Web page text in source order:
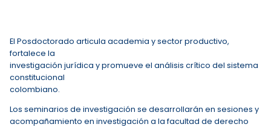
El Posdoctorado articula academia y sector productivo,
fortalece la
investigación jurídica y promueve el análisis crítico del sistema
constitucional
colombiano.
Los seminarios de investigación se desarrollarán en sesiones y
acompañamiento en investigación a la facultad de derecho